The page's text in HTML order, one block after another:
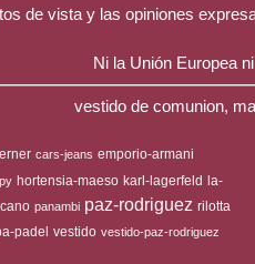
de vista y las opiniones
Ni la Unión Europea
vestido de comunion,
cars-jeans emporio-armani
hortensia-maeso karl-lagerfeld
la-
panambi paz-rodriguez rilotta
padel vestido vestido-paz-rodriguez